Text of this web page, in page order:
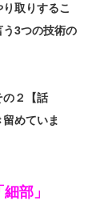
取りするこ
う3つの技術の
の２【話
めていま
部」